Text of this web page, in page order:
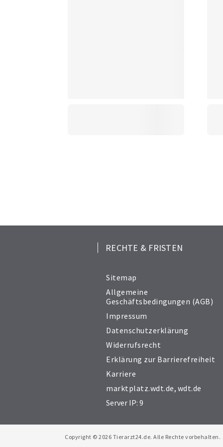
RECHTE & FRISTEN
Sitemap
Allgemeine
Geschäftsbedingungen (AGB)
Impressum
Datenschutzerklärung
Widerrufsrecht
Erklärung zur Barrierefreiheit
Karriere
marktplatz.wdt.de, wdt.de
Server IP: 9
Copyright © 2026 Tierarzt24.de. Alle Rechte vorbehalten.